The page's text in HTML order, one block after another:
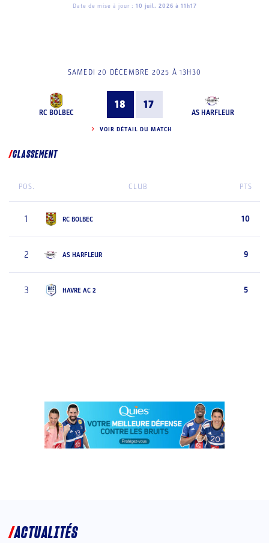
Date de mise à jour : 10 juil. 2026 à 11h17
SAMEDI 20 DÉCEMBRE 2025 À 13H30
RC BOLBEC
18 17
AS HARFLEUR
VOIR DÉTAIL DU MATCH
CLASSEMENT
POS. CLUB PTS
1 RC BOLBEC 10
2 AS HARFLEUR 9
3 HAVRE AC 2 5
ACTUALITÉS